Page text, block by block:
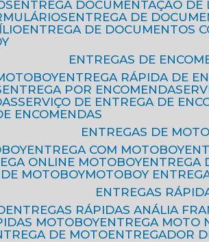
ENTREGA DOCUMENTAÇÃO DE
ENTREGA DE
ENTREGA DE DOCUMENTOS
ENTREGAS DE
ENTREGA RÁPIDA DE
ENTREGA POR ENCOMENDA
SERVIÇO DE ENTREGA DE
ENCOMENDAS
ENTREGAS DE
ENTREGA COM MOTOBOY
ONLINE MOTOBOY
DE MOTOBOY MOTOBOY
ENTREGAS
ENTREGAS RÁPIDAS ANÁLIA
MOTOBOY ENTREGA MOTO
DE MOTO
ENTREGADOR